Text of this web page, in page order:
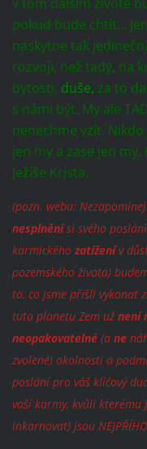
pokud bude chtít…
naskytne tak
rozvoji, než tady, na
bytosti, duše, za to
s námi být. My ale
nenechme vzít.
jen my a zase jen
Ježíše Krista.
(pozn. webu:
nesplněnísi svého
karmického zatíženív
pozemského života)
to, co jsme přišli vykonat
tuto planetu Zem užnení
neopakovatelné (a ne
zvolené) okolnosti a
poslání pro váš klíčový
vaší karmy, kvůli
inkarnovat) jsou